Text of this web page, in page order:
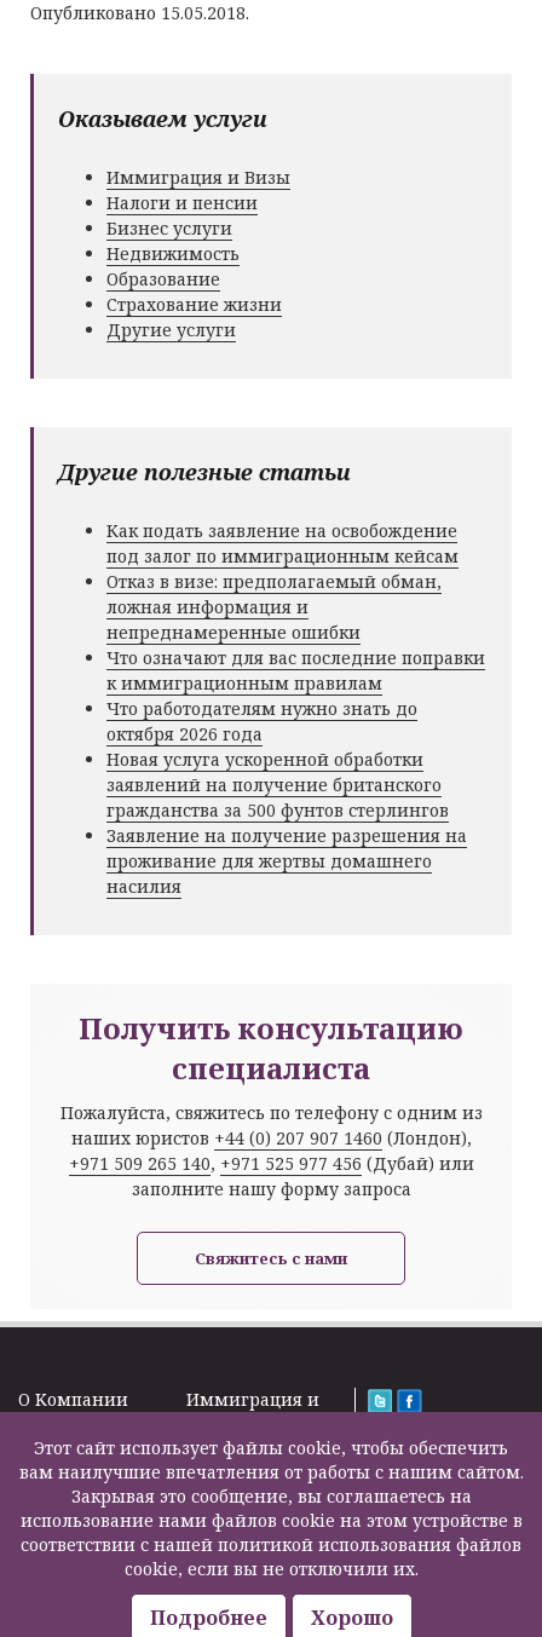
Опубликовано 15.05.2018.
Оказываем услуги
Иммиграция и Визы
Налоги и пенсии
Бизнес услуги
Недвижимость
Образование
Страхование жизни
Другие услуги
Другие полезные статьи
Как подать заявление на освобождение
под залог по иммиграционным кейсам
Отказ в визе: предполагаемый обман,
ложная информация и
непреднамеренные ошибки
Что означают для вас последние поправки
к иммиграционным правилам
Что работодателям нужно знать до
октября 2026 года
Новая услуга ускоренной обработки
заявлений на получение британского
гражданства за 500 фунтов стерлингов
Заявление на получение разрешения на
проживание для жертвы домашнего
насилия
Получить консультацию
специалиста
Пожалуйста, свяжитесь по телефону с одним из
наших юристов +44 (0) 207 907 1460 (Лондон),
+971 509 265 140, +971 525 977 456 (Дубай) или
заполните нашу форму запроса
Свяжитесь с нами
O Kомпании
Подписка на
новости
Задать вопрос
Карта сайта
Контакты
Иммиграция и
Налоги и пенсии
Бизнес услуги
Недвижимость
Образование
Страхование
жизни
Другие услуги
2000 – 2026©
F200500002
Этот сайт использует файлы cookie, чтобы обеспечить
вам наилучшие впечатления от работы с нашим сайтом.
Закрывая это сообщение, вы соглашаетесь на
использование нами файлов cookie на этом устройстве в
соответствии с нашей политикой использования файлов
cookie, если вы не отключили их.
Подробнее Хорошо